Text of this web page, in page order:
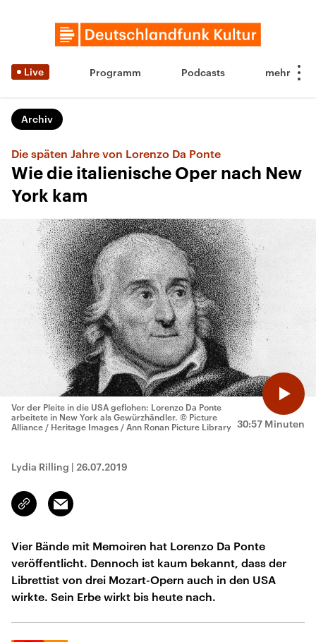
Live Programm Podcasts
Archiv
Die späten Jahre von Lorenzo Da Ponte
Wie die italienische Oper nach New
York kam
30:57 Minuten
Vor der Pleite in die USA geflohen: Lorenzo Da Ponte
arbeitete in New York als Gewürzhändler. © Picture
Alliance / Heritage Images / Ann Ronan Picture Library
Lydia Rilling | 26.07.2019
Link
kopieren/teilen
Email
Vier Bände mit Memoiren hat Lorenzo Da Ponte
veröffentlicht. Dennoch ist kaum bekannt, dass der
Librettist von drei Mozart-Opern auch in den USA
wirkte. Sein Erbe wirkt bis heute nach.